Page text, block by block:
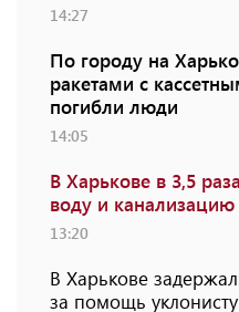
14:27
По городу на
ракетами с
погибли люди
14:05
В Харькове в 3,5
воду и канализацию
13:20
В Харькове
за помощь уклонисту